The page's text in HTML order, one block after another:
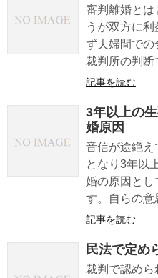
審判離婚とは
うが双方に
ず夫婦間での
裁判所の判断
記事を読む
3年以上の
婚原因
音信が途絶え
となり3年以
婚の原因とし
す。自らの意
記事を読む
民法で定め
裁判で認めら